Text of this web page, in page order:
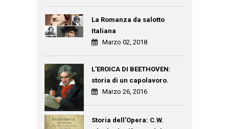
La Romanza da salotto
Italiana
Marzo 02, 2018
L’EROICA DI BEETHOVEN:
storia di un capolavoro.
Marzo 26, 2016
Storia dell’Opera: C.W.